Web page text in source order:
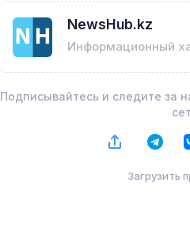
NewsHub.kz
Информационный
Подписывайтесь и следите за
Загрузить